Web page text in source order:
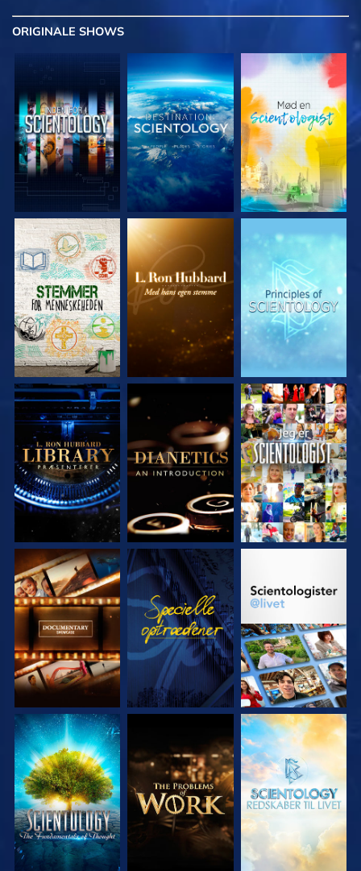
ORIGINALE SHOWS
UDFORSK SERIEN UDFORSK SERIEN UDFORSK SERIEN
UDFORSK SERIEN UDFORSK SERIEN SE
UDFORSK SERIEN SE UDFORSK SERIEN
UDFORSK SERIEN UDFORSK SERIEN UDFORSK SERIEN